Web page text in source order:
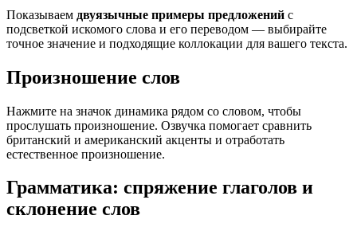
Показываем двуязычные примеры предложений с
подсветкой искомого слова и его переводом — выбирайте
точное значение и подходящие коллокации для вашего текста.
Произношение слов
Нажмите на значок динамика рядом со словом, чтобы
прослушать произношение. Озвучка помогает сравнить
британский и американский акценты и отработать
естественное произношение.
Грамматика: спряжение глаголов и
склонение слов